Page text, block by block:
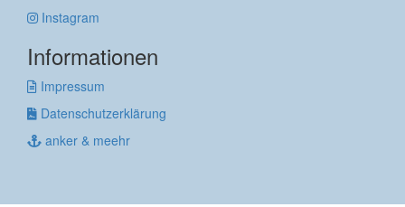
Instagram
Informationen
Impressum
Datenschutzerklärung
anker & meehr